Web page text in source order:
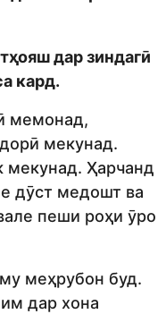
дар зиндагӣ
кард.
мемонад,
мекунад.
мекунад. Ҳарчанд
дӯст медошт ва
пеши роҳи ӯро
меҳрубон буд.
дар хона